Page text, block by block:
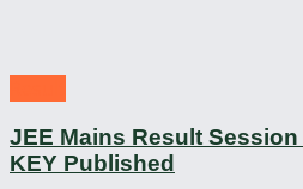
JEE Mains Result Session
KEY Published